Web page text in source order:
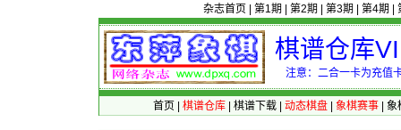
杂志首页 第1期 第2期 第3期 第4期
棋谱仓库
注意：二合一卡为充值
首页 棋谱仓库| 棋谱下载| 动态棋盘| 象棋赛事| 象